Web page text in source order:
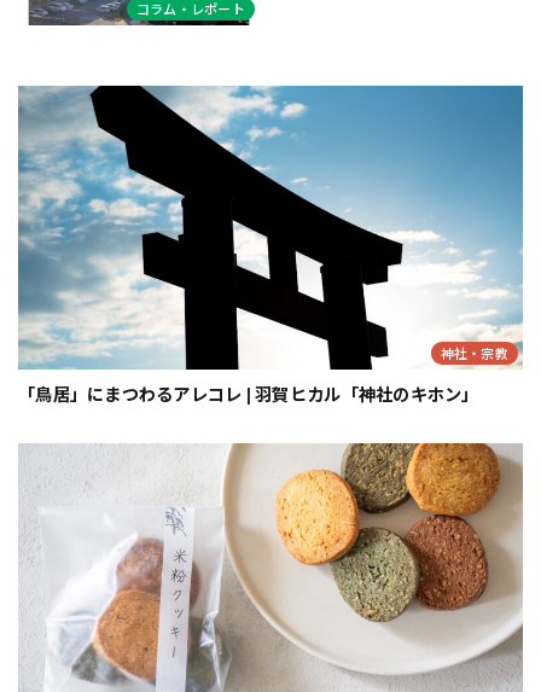
コラム・レポート
神社・宗教
「鳥居」にまつわるアレコレ | 羽賀ヒカル「神社のキホン」